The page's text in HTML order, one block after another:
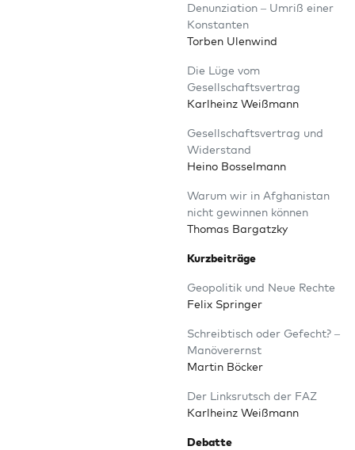
Denun­zia­ti­on – Umriß einer
Konstanten
Tor­ben Ulenwind
Die Lüge vom
Gesellschaftsvertrag
Karl­heinz Weißmann
Gesell­schafts­ver­trag und
Widerstand
Hei­no Bosselmann
War­um wir in Afgha­ni­stan
nicht gewin­nen können
Tho­mas Bargatzky
Kurz­bei­trä­ge
Geo­po­li­tik und Neue Rechte
Felix Springer
Schreib­tisch oder Gefecht? –
Manöverernst
Mar­tin Böcker
Der Links­rutsch der FAZ
Karl­heinz Weißmann
Debat­te